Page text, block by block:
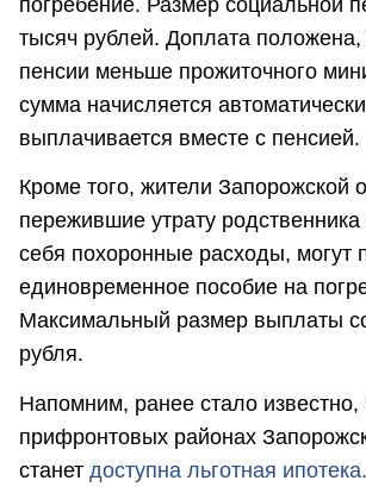
тысяч рублей. Доплата
пенсии меньше прожиточного
сумма начисляется
выплачивается вместе с пенсией.
Кроме того, жители Запорожской
пережившие утрату
себя похоронные расходы, могут
единовременное пособие на
Максимальный размер выплаты
рубля.
Напомним, ранее стало известно,
прифронтовых районах
станет доступна льготная ипотека.